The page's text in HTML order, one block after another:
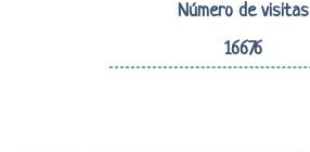
Número de visitas
16676